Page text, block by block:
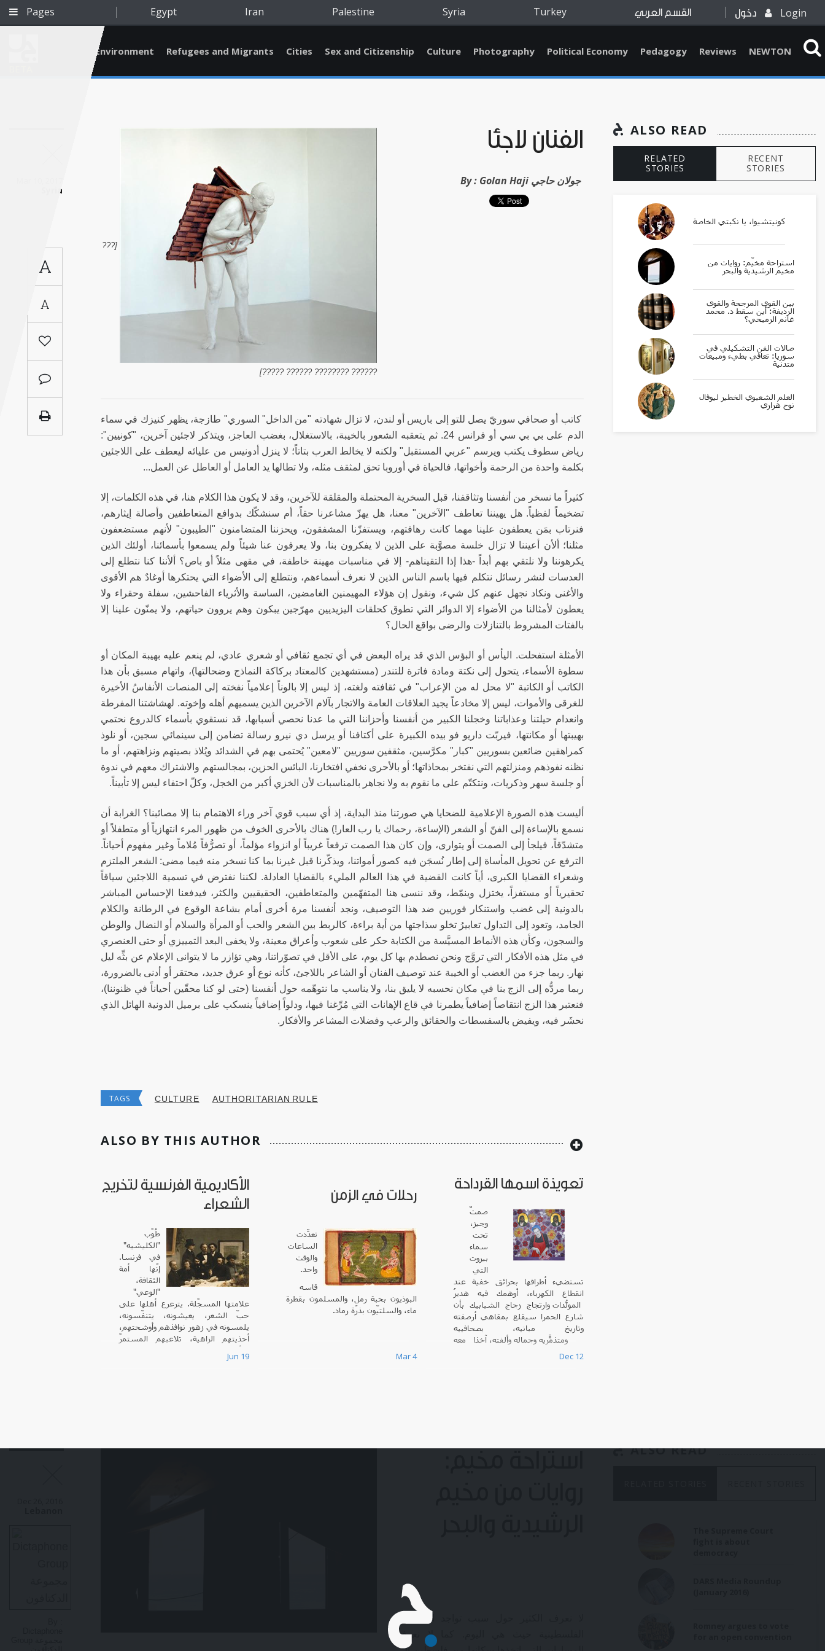
Pages Egypt Iran Palestine Syria Turkey القسم العربي دخول Login
Saudi
Arabia
Turkey
Yemen
Environment Refugees and Migrants Cities Sex and Citizenship Culture Photography Political Economy Pedagogy Reviews NEWTON
Syria
A
A
[???
?????? ???????? ?????? ?????]
الفنان لاجئا
By : Golan Haji جولان حاجي
كاتب أو صحافي سوريّ يصل للتو إلى باريس أو لندن، لا تزال شهادته "من الداخل" السوري" طازجة، يظهر كنيزك في سماء
الدم على بي بي سي أو فرانس 24. ثم يتعقبه الشعور بالخيبة، بالاستغلال، بغضب العاجز، ويتذكر لاجئين آخرين، "كونيين":
رياض سطوف يكتب ويرسم "عربي المستقبل" ولكنه لا يخالط العرب بتاتاً؛ لا ينزل أدونيس من عليائه ليعطف على اللاجئين
بكلمة واحدة من الرحمة وأخواتها، فالحياة في أوروبا تحق لمثقف مثله، ولا تطالها يد العامل أو العاطل عن العمل...
كثيراً ما نسخر من أنفسنا وتثاقفنا، قبل السخرية المحتملة والمقلقة للآخرين، وقد لا يكون هذا الكلام هنا، في هذه الكلمات، إلا
تضخيماً لفظياً. هل يهيننا تعاطف "الآخرين" معنا، هل يهزّ مشاعرنا حقاً، أم سنشكّك بدوافع المتعاطفين وأصالة إيثارهم،
فنرتاب بمَن يعطفون علينا مهما كانت رهافتهم، ويستفزّنا المشفقون، ويحزننا المتضامنون "الطيبون" لأنهم مستضعفون
مثلنا؛ ألأن أعيننا لا تزال خلسة مصوَّبة على الذين لا يفكرون بنا، ولا يعرفون عنا شيئاً ولم يسمعوا بأسمائنا، أولئك الذين
يكرهوننا ولا نلتقي بهم أبداً -هذا إذا التقيناهم- إلا في مناسبات مهينة خاطفة، في مقهى مثلاً أو باص؟ ألأننا كنا نتطلع إلى
العدسات لنشر رسائل نتكلم فيها باسم الناس الذين لا نعرف أسماءهم، ونتطلع إلى الأضواء التي يحتكرها أوغادٌ هم الأقوى
والأغنى ونكاد نجهل عنهم كل شيء، ونقول إن هؤلاء المهيمنين الغامضين، الساسة والأثرياء الفاحشين، سفلة وحقراء ولا
يعطون لأمثالنا من الأضواء إلا الدوائر التي تطوق كحلقات اليزيديين مهرّجين يبكون وهم يروون حياتهم، ولا يمنّون علينا إلا
بالفتات المشروط بالتنازلات والرضى بواقع الحال؟
الأمثلة استفحلت. اليأس أو البؤس الذي قد يراه البعض في أي تجمع ثقافي أو شعري عادي، لم ينعم عليه بهيبة المكان أو
سطوة الأسماء، يتحول إلى نكتة ومادة فاترة للتندر (مستشهدين كالمعتاد بركاكة النماذج وضحالتها)، واتهام مسبق بأن هذا
الكاتب أو الكاتبة "لا محل له من الإعراب" في ثقافته ولغته، إذ ليس إلا بالوناً إعلامياً نفخته إلى المنصات الأنفاسُ الأخيرة
للغرقى والأموات، ليس إلا مخادعاً يجيد العلاقات العامة والاتجار بآلام الآخرين الذين يسميهم أهله وإخوته. لهشاشتنا المفرطة
وانعدام حيلتنا وعذاباتنا وخجلنا الكبير من أنفسنا وأحزاننا التي ما عدنا نحصي أسبابها، قد نستقوي بأسماء كالدروع نحتمي
بهيبتها أو مكانتها، فيربّت داريو فو بيده الكبيرة على أكتافنا أو يرسل دي نيرو رسالة تضامن إلى سينمائي سجين، أو نلوذ
كمراهقين ضائعين بسوريين "كبار" مكرَّسين، مثقفين سوريين "لامعين" يُحتمى بهم في الشدائد ويُلاذ بصيتهم ونزاهتهم، أو ما
نظنه نفوذهم ومنزلتهم التي نفتخر بمحاذاتها؛ أو بالأحرى نخفي افتخارنا، البائس الحزين، بمجالستهم والاشتراك معهم في ندوة
أو جلسة سهر وذكريات، ونتكتّم على ما نقوم به ولا نجاهر بالمناسبات لأن الخزي أكبر من الخجل، وكلّ احتفاء ليس إلا تأبيناً.
أليست هذه الصورة الإعلامية للضحايا هي صورتنا منذ البداية، إذ أي سبب قوي آخر وراء الاهتمام بنا إلا مصائبنا؟ الغرابة أن
نسمع بالإساءة إلى الفنّ أو الشعر (الإساءة، رحماك يا رب العار!) هناك بالأحرى الخوف من ظهور المرء انتهازياً أو متطفلاً أو
متشدّقاً، فيلجأ إلى الصمت أو يتوارى، وإن كان هذا الصمت ترفعاً غريباً أو انزواء مؤلماً، أو تصرُّفاً مُلاماً وغير مفهوم أحياناً.
الترفع عن تحويل المأساة إلى إطار نُسجَن فيه كصور أمواتنا، ويذكّرنا قبل غيرنا بما كنا نسخر منه فيما مضى: الشعر الملتزم
وشعراء القضايا الكبرى، أياً كانت القضية في هذا العالم المليء بالقضايا العادلة. لكننا نفترض في تسمية اللاجئين سياقاً
تحقيرياً أو مستفزاً، يختزل وينمّط، وقد ننسى هنا المتفهّمين والمتعاطفين، الحقيقيين والكثر، فيدفعنا الإحساس المباشر
بالدونية إلى غضب واستنكار فوريين ضد هذا التوصيف، ونجد أنفسنا مرة أخرى أمام بشاعة الوقوع في الرطانة والكلام
الجامد، وتعود إلى التداول تعابيرُ تخلو سذاجتها من أية براءة، كالربط بين الشعر والحب أو المرأة والسلام أو النضال والوطن
والسجون، وكأن هذه الأنماط المسيَّسة من الكتابة حكر على شعوب وأعراق معينة، ولا يخفى البعد التمييزي أو حتى العنصري
في مثل هذه الأفكار التي تروَّج ونحن نصطدم بها كل يوم، على الأقل في تصوّراتنا، وهي تؤازر ما لا يتوانى الإعلام عن بثِّه ليل
نهار. ربما جزء من الغضب أو الخيبة عند توصيف الفنان أو الشاعر باللاجئ، كأنه نوع أو عرق جديد، محتقر أو أدنى بالضرورة،
ربما مردُّه إلى الزج بنا في مكان نحسبه لا يليق بنا، ولا يناسب ما نتوهّمه حول أنفسنا (حتى لو كنا محقّين أحياناً في ظنوننا)،
فنعتبر هذا الزج انتقاصاً إضافياً يطمرنا في قاع الإهانات التي مُرِّغنا فيها، ودلواً إضافياً ينسكب على برميل الدونية الهائل الذي
نحشَر فيه، ويفيض بالسفسطات والحقائق والرعب وفضلات المشاعر والأفكار.
TAGS CULTURE AUTHORITARIAN RULE
ALSO BY THIS AUTHOR
الأكاديمية الفرنسية لتخريج
الشعراء
طُوّب
"الكليشيه"
في فرنسا.
إنّها أمة
الثقافة،
"الوعي"
علامتها المسجّلة. يترعرع أهلها على
حبّ الشعر، يعيشونه، يتنفّسونه،
يلمسونه في زهور نوافذهم وأوشحتهم،
أحذيتهم الزاهية، تلاعبهم المستمرّ
بالألفاظ.
Jun 19
رحلات في الزمن
تعدّدتِ
الساعات
والوقت
واحد.
قاسه
البوذيون بحبة رمل، والمسلمون بقطرة
ماء، والسلتيّون بذرّة رماد.
Mar 4
تعويذة اسمها القرداحة
صمتٌ
وجيز،
تحت
سماء
بيروت
التي
تستضيء أطرافها بحرائق خفية عند
انقطاع الكهرباء، أوهمك فيه هديرُ
المولّدات وارتجاجُ زجاج الشبابيك بأن
شارع الحمرا سيقلع بمقاهي أرصفته
وتاريخ مبانيه، بصحافييه
ومتذمّريه وجماله وألفته، آخذاً معه
Dec 12
ALSO READ
RELATED
STORIES
RECENT
STORIES
كونيتشيوا، يا نكبتي الخاصة
استراحة مخيّم: روايات من
مخيم الرشيدية والبحر
بين القوى المرجحة والقوى
الرديفة: أين سقط د. محمد
غانم الرميحي؟
صالات الفن التشكيلي في
سوريا: تعافي بطيء ومبيعات
متدنية
العلم الشعبوي الخطير ليوفال
نوح هراري
لا نعرف الكثير حول سبب تواجد المخيمات
الفلسطينية حيث هي اليوم. كما لا نعرف
ALSO READ